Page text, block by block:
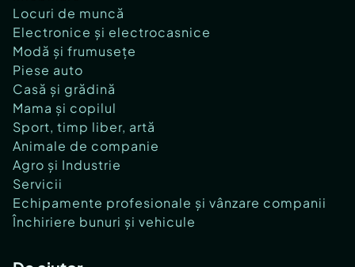
Locuri de muncă
Electronice și electrocasnice
Modă și frumusețe
Piese auto
Casă și grădină
Mama și copilul
Sport, timp liber, artă
Animale de companie
Agro și Industrie
Servicii
Echipamente profesionale și vânzare companii
Închiriere bunuri și vehicule